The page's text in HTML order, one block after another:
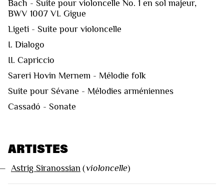
Bach - Suite pour violoncelle No. 1 en sol majeur,
BWV 1007 VI. Gigue
Ligeti - Suite pour violoncelle
I. Dialogo
II. Capriccio
Sareri Hovin Mernem - Mélodie folk
Suite pour Sévane - Mélodies arméniennes
Cassadó - Sonate
ARTISTES
Astrig Siranossian (violoncelle)